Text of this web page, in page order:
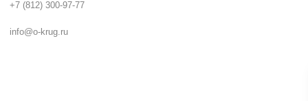
+7 (812) 300-97-77
info@o-krug.ru